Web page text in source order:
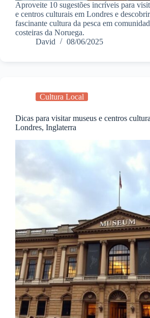
Aproveite 10 sugestões incríveis para
e centros culturais em Londres e
fascinante cultura da pesca em
costeiras da Noruega.
David
08/06/2025
Cultura Local
Dicas para visitar museus e centros
Londres, Inglaterra